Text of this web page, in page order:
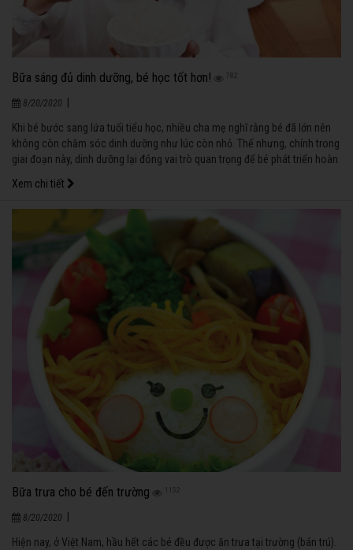
Bữa sáng đủ dinh dưỡng, bé học tốt hơn! 782
8/20/2020
Khi bé bước sang lứa tuổi tiểu học, nhiều cha mẹ nghĩ rằng bé đã lớn nên
không còn chăm sóc dinh dưỡng như lúc còn nhỏ. Thế nhưng, chính trong
giai đoạn này, dinh dưỡng lại đóng vai trò quan trọng để bé phát triển hoàn
bé học tập.
Xem chi tiết
Bữa trưa cho bé đến trường
8/20/2020
Hiện nay, ở Việt Nam, hầu hết các bé đều được ăn trưa tại trường (bán trú).